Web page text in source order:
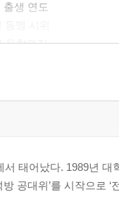
출생 연도
유학까지
과 《등불》
싶다”
하다
사이상
서 태어났다. 1989년
공대위’를 시작으로 ‘